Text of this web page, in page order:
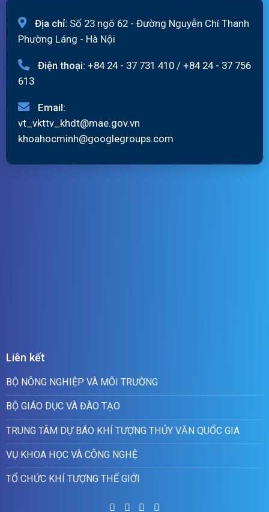
Địa chỉ: Số 23 ngõ 62 - Đường Nguyễn Chí Thanh
Phường Láng - Hà Nội
Điện thoại: +84 24 - 37 731 410 / +84 24 - 37 756
613
Email:
vt_vkttv_khdt@mae.gov.vn
khoahocminh@googlegroups.com
Liên kết
BỘ NÔNG NGHIỆP VÀ MÔI TRƯỜNG
BỘ GIÁO DỤC VÀ ĐÀO TẠO
TRUNG TÂM DỰ BÁO KHÍ TƯỢNG THỦY VĂN QUỐC GIA
VỤ KHOA HỌC VÀ CÔNG NGHỆ
TỔ CHỨC KHÍ TƯỢNG THẾ GIỚI